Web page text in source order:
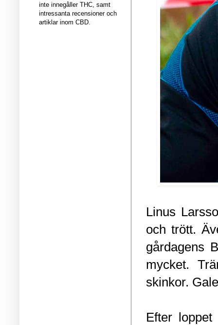
Linus
och trött.
gårdagens
mycket.
skinkor.
Efter
inte innegåller THC, samt
intressanta recensioner och
artiklar inom CBD.